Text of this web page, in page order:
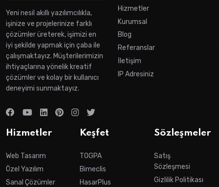
Yeni nesil akıllı yazılımcılıkla,
işinize ve projelerinize farklı
çözümler üreterek, işimizi en
iyi şekilde yapmak için çaba ile
çalışmaktayız. Müşterilerimizin
ihtiyaçlarına yönelik kreatif
çözümler ve kolay bir kullanıcı
deneyimi sunmaktayız.
Hizmetler
Kurumsal
Blog
Referanslar
İletişim
IP Adresiniz
Hizmetler
Web Tasarım
Özel Yazılım
Sanal Çözümler
Keşfet
TOGPA
Bimeclis
HasarPlus
Sözleşmeler
Satış
Sözleşmesi
Gizlilik Politikası